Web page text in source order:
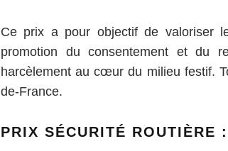
Ce prix a pour objectif de valoriser
promotion du consentement et du
harcèlement au cœur du milieu festif.
de-France.
PRIX SÉCURITÉ ROUTIÈRE